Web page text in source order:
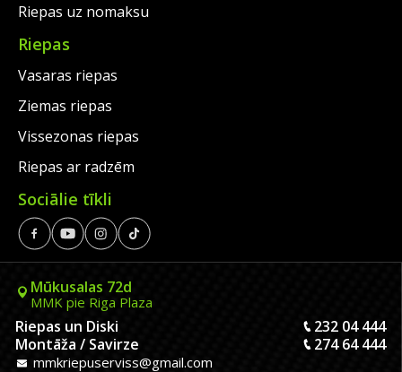
Riepas uz nomaksu
Riepas
Vasaras riepas
Ziemas riepas
Vissezonas riepas
Riepas ar radzēm
Sociālie tīkli
Mūkusalas 72d
MMK pie Riga Plaza
Riepas un Diski
232 04 444
Montāža / Savirze
274 64 444
mmkriepuserviss@gmail.com